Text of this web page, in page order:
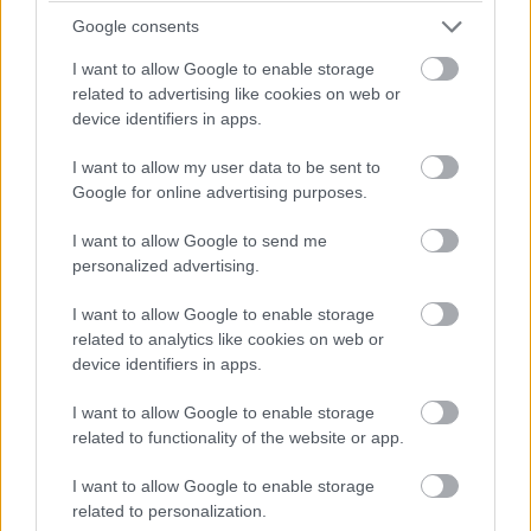
Google consents
I want to allow Google to enable storage
related to advertising like cookies on web or
device identifiers in apps.
I want to allow my user data to be sent to
Google for online advertising purposes.
I want to allow Google to send me
personalized advertising.
I want to allow Google to enable storage
related to analytics like cookies on web or
device identifiers in apps.
I want to allow Google to enable storage
related to functionality of the website or app.
I want to allow Google to enable storage
related to personalization.
som odporučil už výber pozemku konzultovať
s architektom. Bohužiaľ, urbanisti ešte stále nerobia svoju
prácu tak, ako by mali, a zabúdajú na to, že právo na
slnko má každý. Orientácia a umiestnenie stavby má totiž
veľký vplyv na kvalitu projektu. Samozrejme, skoro všetky
stavby sa dajú dostať do pasívneho štandardu, dokonca
aj rekonštrukcie starších domov, sú s tým však spojené
vyššie náklady.
Vieme, že základný rozdiel medzi nízkoenergetickým
a pasívnym domom je v spotrebe energie v kWh na m
pasívneho štandardu a v čom je rozdiel medzi prácou na
Škoda, že ľudia stále vidia len čísla, je to zavádzajúce.
Pasívny štandard (a tým aj hodnota energetickej spotreby